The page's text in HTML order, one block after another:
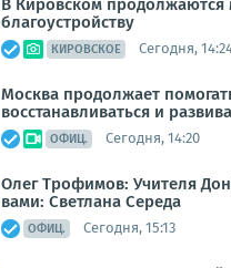
В Кировском продолжаются
благоустройству
КИРОВСКОЕ Сегодня,
Москва продолжает
восстанавливаться и
ОФИЦ. Сегодня, 14:20
Олег Трофимов: Учителя
вами: Светлана Середа
ОФИЦ. Сегодня, 15:13